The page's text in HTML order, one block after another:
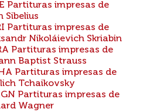
Partituras impresas de
Sibelius
Partituras impresas de
Nikoláievich Skriabin
Partituras impresas de
Baptist Strauss
Partituras impresas de
Tchaikovsky
Partituras impresas de
Wagner